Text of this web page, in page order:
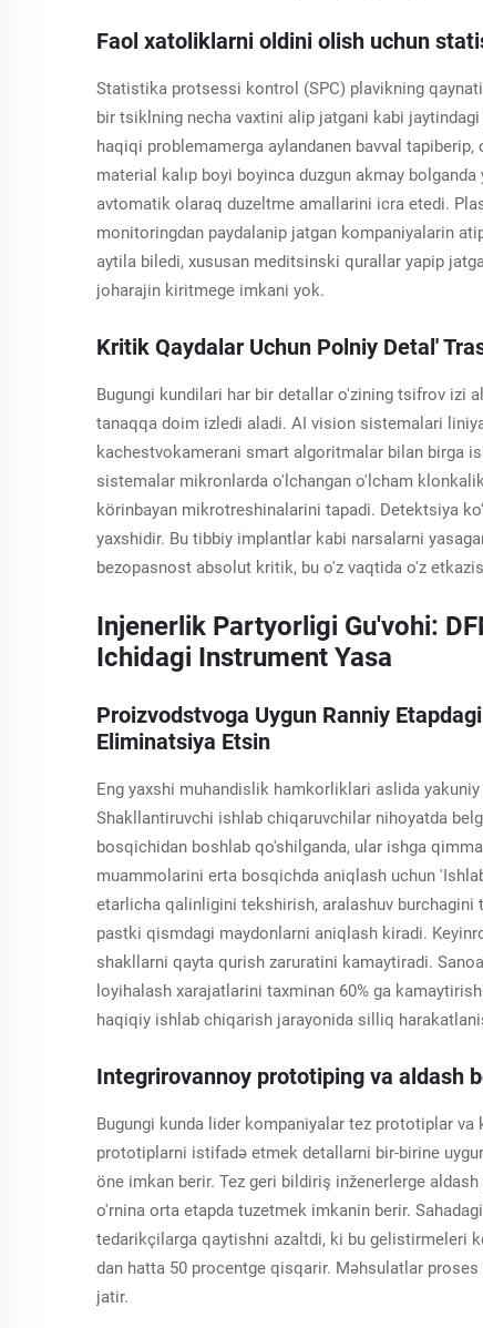
Faol xatoliklarni oldini olish uchun
Statistika protsessi kontrol (SPC) plavikning
bir tsiklning necha vaxtini alip jatgani kabi
haqiqi problemamerga aylandanen bavval
material kalıp boyi boyinca duzgun akmay
avtomatik olaraq duzeltme amallarini icra etedi.
monitoringdan paydalanip jatgan kompaniyalarin
aytila biledi, xususan meditsinski qurallar yapip
joharajin kiritmege imkani yok.
Kritik Qaydalar Uchun Polniy Detal'
Bugungi kundilari har bir detallar o'zining tsifrov izi
tanaqqa doim izledi aladi. AI vision sistemalari
kachestvokamerani smart algoritmalar bilan birga
sistemalar mikronlarda o'lchangan o'lcham
körinbayan mikrotreshinalarini tapadi. Detektsiya
yaxshidir. Bu tibbiy implantlar kabi narsalarni
bezopasnost absolut kritik, bu o'z vaqtida o'z
Injenerlik Partyorligi Gu'vohi:
Ichidagi Instrument Yasa
Proizvodstvoga Uygun Ranniy
Eliminatsiya Etsin
Eng yaxshi muhandislik hamkorliklari aslida
Shakllantiruvchi ishlab chiqaruvchilar nihoyatda
bosqichidan boshlab qo'shilganda, ular ishga
muammolarini erta bosqichda aniqlash uchun
etarlicha qalinligini tekshirish, aralashuv
pastki qismdagi maydonlarni aniqlash kiradi.
shakllarni qayta qurish zaruratini kamaytiradi.
loyihalash xarajatlarini taxminan 60% ga
haqiqiy ishlab chiqarish jarayonida silliq
Integrirovannoy prototiping va aldash
Bugungi kunda lider kompaniyalar tez prototiplar
prototiplarni istifadə etmek detallarni bir-birine
öne imkan berir. Tez geri bildiriş inženerlerge
o'rnina orta etapda tuzetmek imkanin berir.
tedarikçilarga qaytishni azaltdi, ki bu gelistirmeleri
dan hatta 50 procentge qisqarir. Məhsulatlar
jatir.